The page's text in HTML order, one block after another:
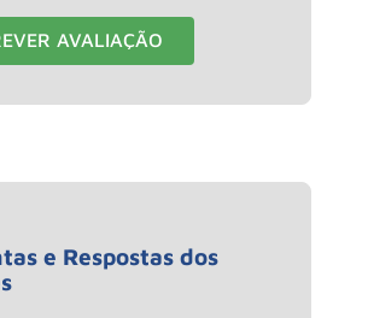
AVALIAÇÃO
e Respostas dos